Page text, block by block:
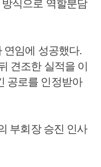
식으로 역할분담
연임에 성공했다.
견조한 실적을 이
공로를 인정받아
부회장 승진 인사